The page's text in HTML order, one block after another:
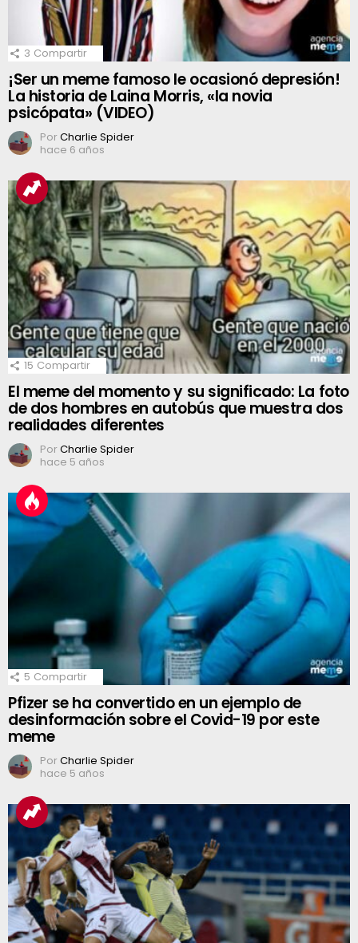
3 Compartir
¡Ser un meme famoso le ocasionó depresión!
La historia de Laina Morris, «la novia
psicópata» (VIDEO)
PorCharlie Spider
hace 6 años
15 Compartir
El meme del momento y su significado: La foto
de dos hombres en autobús que muestra dos
realidades diferentes
PorCharlie Spider
hace 5 años
5 Compartir
Pfizer se ha convertido en un ejemplo de
desinformación sobre el Covid-19 por este
meme
PorCharlie Spider
hace 5 años